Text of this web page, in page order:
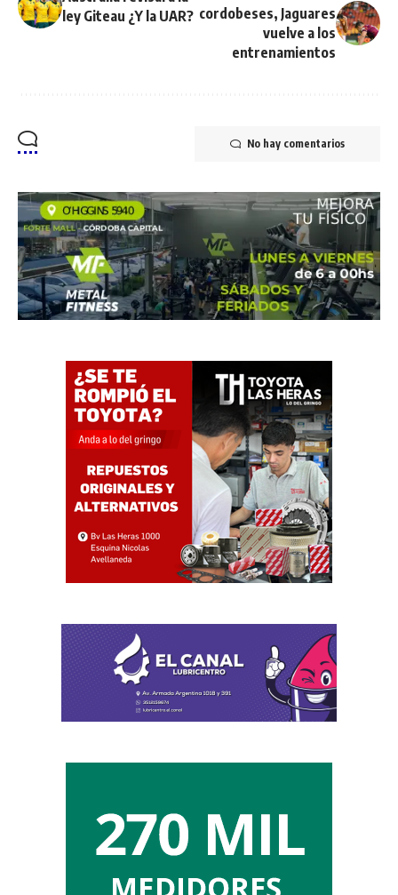
ley Giteau ¿Y la UAR? cordobeses, Jaguares
vuelve a los
entrenamientos
No hay comentarios